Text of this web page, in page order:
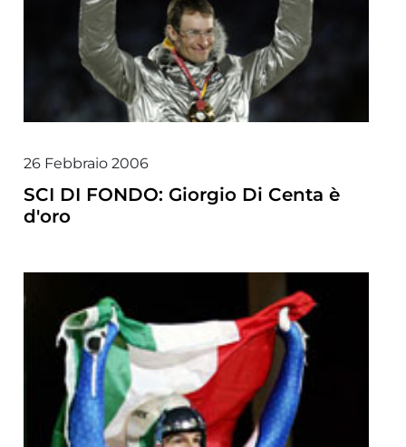
26 Febbraio 2006
SCI DI FONDO: Giorgio Di Centa è
d'oro